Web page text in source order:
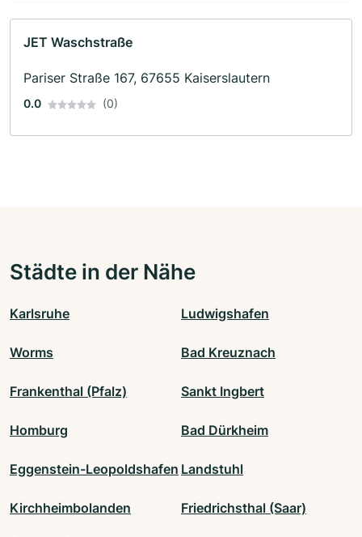
JET Waschstraße
Pariser Straße 167, 67655 Kaiserslautern
0.0 (0)
Städte in der Nähe
Karlsruhe Ludwigshafen
Worms Bad Kreuznach
Frankenthal (Pfalz) Sankt Ingbert
Homburg Bad Dürkheim
Eggenstein-Leopoldshafen Landstuhl
Kirchheimbolanden Friedrichsthal (Saar)